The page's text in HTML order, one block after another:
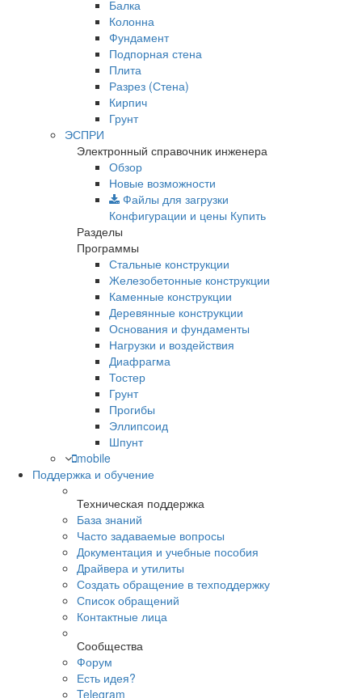
Балка
Колонна
Фундамент
Подпорная стена
Плита
Разрез (Стена)
Кирпич
Грунт
ЭСПРИ
Электронный справочник инженера
Обзор
Новые возможности
Файлы для загрузки
Конфигурации и цены Купить
Разделы
Программы
Стальные конструкции
Железобетонные конструкции
Каменные конструкции
Деревянные конструкции
Основания и фундаменты
Нагрузки и воздействия
Диафрагма
Тостер
Грунт
Прогибы
Эллипсоид
Шпунт
mobile
Поддержка и обучение
Техническая поддержка
База знаний
Часто задаваемые вопросы
Документация и учебные пособия
Драйвера и утилиты
Создать обращение в техподдержку
Список обращений
Контактные лица
Сообщества
Форум
Есть идея?
Telegram